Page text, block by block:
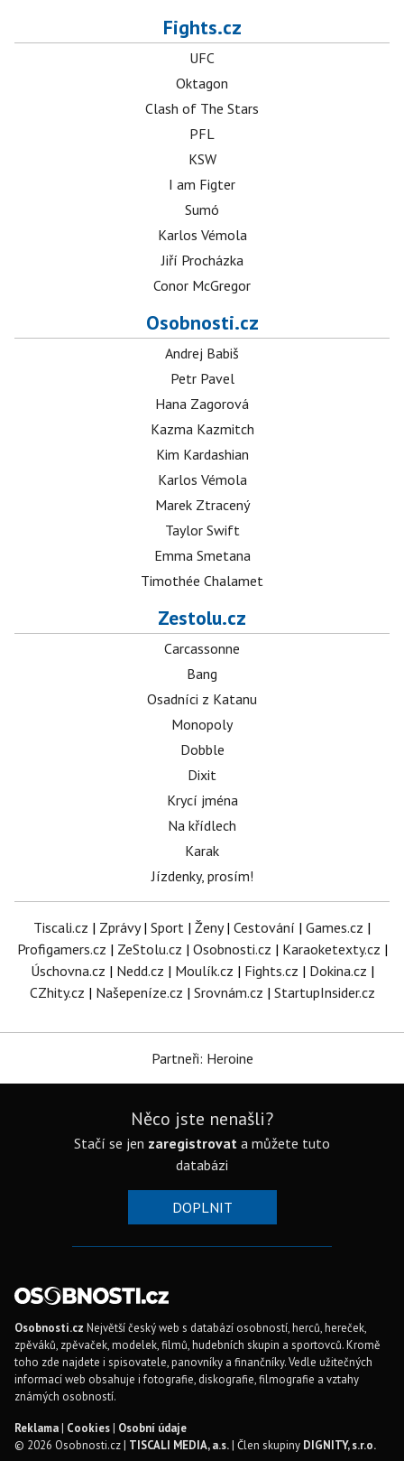
Fights.cz
UFC
Oktagon
Clash of The Stars
PFL
KSW
I am Figter
Sumó
Karlos Vémola
Jiří Procházka
Conor McGregor
Osobnosti.cz
Andrej Babiš
Petr Pavel
Hana Zagorová
Kazma Kazmitch
Kim Kardashian
Karlos Vémola
Marek Ztracený
Taylor Swift
Emma Smetana
Timothée Chalamet
Zestolu.cz
Carcassonne
Bang
Osadníci z Katanu
Monopoly
Dobble
Dixit
Krycí jména
Na křídlech
Karak
Jízdenky, prosím!
Tiscali.cz | Zprávy| Sport | Ženy| Cestování | Games.cz |
Profigamers.cz | ZeStolu.cz | Osobnosti.cz | Karaoketexty.cz |
Úschovna.cz | Nedd.cz | Moulík.cz | Fights.cz | Dokina.cz |
CZhity.cz | Našepeníze.cz | Srovnám.cz | StartupInsider.cz
Partneři: Heroine
Něco jste nenašli?
Stačí se jen zaregistrovat a můžete tuto
databázi
DOPLNIT
Osobnosti.cz Největší český web s databází osobností, herců, hereček,
zpěváků, zpěvaček, modelek, filmů, hudebních skupin a sportovců. Kromě
toho zde najdete i spisovatele, panovníky a finančníky. Vedle užitečných
informací web obsahuje i fotografie, diskografie, filmografie a vztahy
známých osobností.
Reklama| Cookies| Osobní údaje
© 2026 Osobnosti.cz | TISCALI MEDIA, a.s.| Člen skupiny DIGNITY, s.r.o.